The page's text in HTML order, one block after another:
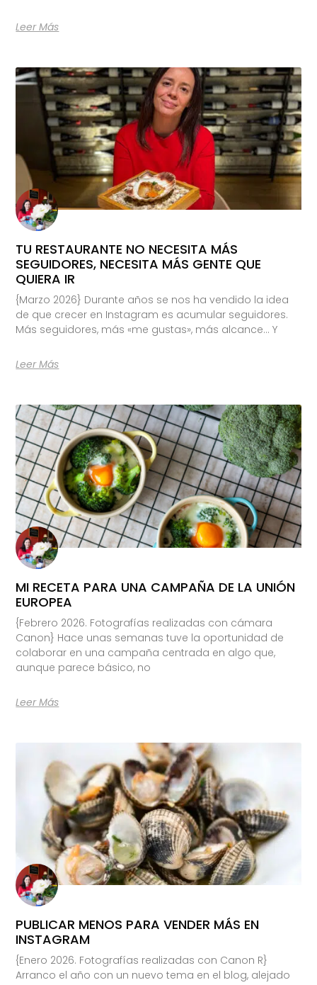
Leer Más
TU RESTAURANTE NO NECESITA MÁS
SEGUIDORES, NECESITA MÁS GENTE QUE
QUIERA IR
{Marzo 2026} Durante años se nos ha vendido la idea
de que crecer en Instagram es acumular seguidores.
Más seguidores, más «me gustas», más alcance… Y
Leer Más
MI RECETA PARA UNA CAMPAÑA DE LA UNIÓN
EUROPEA
{Febrero 2026. Fotografías realizadas con cámara
Canon} Hace unas semanas tuve la oportunidad de
colaborar en una campaña centrada en algo que,
aunque parece básico, no
Leer Más
PUBLICAR MENOS PARA VENDER MÁS EN
INSTAGRAM
{Enero 2026. Fotografías realizadas con Canon R}
Arranco el año con un nuevo tema en el blog, alejado